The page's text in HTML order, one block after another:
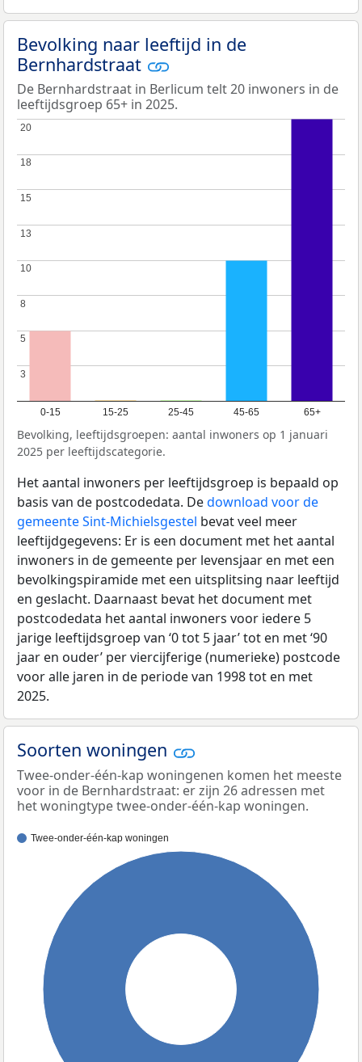
Bevolking naar leeftijd in de
Bernhardstraat
De Bernhardstraat in Berlicum telt 20 inwoners in de
leeftijdsgroep 65+ in 2025.
0-15 15-25 25-45 45-65 65+
3
3
5
5
8
8
10
10
13
13
15
15
18
18
20
20
Bevolking, leeftijdsgroepen: aantal inwoners op 1 januari
2025 per leeftijdscategorie.
Het aantal inwoners per leeftijdsgroep is bepaald op
basis van de postcodedata. Dedownload voor de
gemeente Sint-Michielsgestel bevat veel meer
leeftijdgegevens: Er is een document met het aantal
inwoners in de gemeente per levensjaar en met een
bevolkingspiramide met een uitsplitsing naar leeftijd
en geslacht. Daarnaast bevat het document met
postcodedata het aantal inwoners voor iedere 5
jarige leeftijdsgroep van ‘0 tot 5 jaar’ tot en met ‘90
jaar en ouder’ per viercijferige (numerieke) postcode
voor alle jaren in de periode van 1998 tot en met
2025.
Soorten woningen
Twee-onder-één-kap woningenen komen het meeste
voor in de Bernhardstraat: er zijn 26 adressen met
het woningtype twee-onder-één-kap woningen.
Twee-onder-één-kap woningen